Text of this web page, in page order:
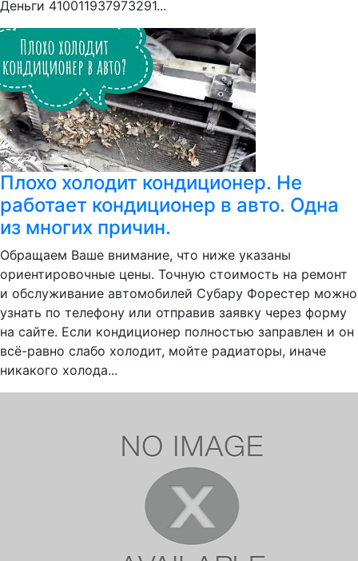
Деньги 410011937973291...
Плохо холодит кондиционер. Не
работает кондиционер в авто. Одна
из многих причин.
Обращаем Ваше внимание, что ниже указаны
ориентировочные цены. Точную стоимость на ремонт
и обслуживание автомобилей Субару Форестер можно
узнать по телефону или отправив заявку через форму
на сайте. Если кондиционер полностью заправлен и он
всё-равно слабо холодит, мойте радиаторы, иначе
никакого холода...